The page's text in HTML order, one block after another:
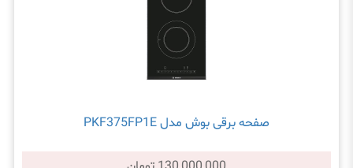
صفحه برقی بوش مدل PKF375FP1E